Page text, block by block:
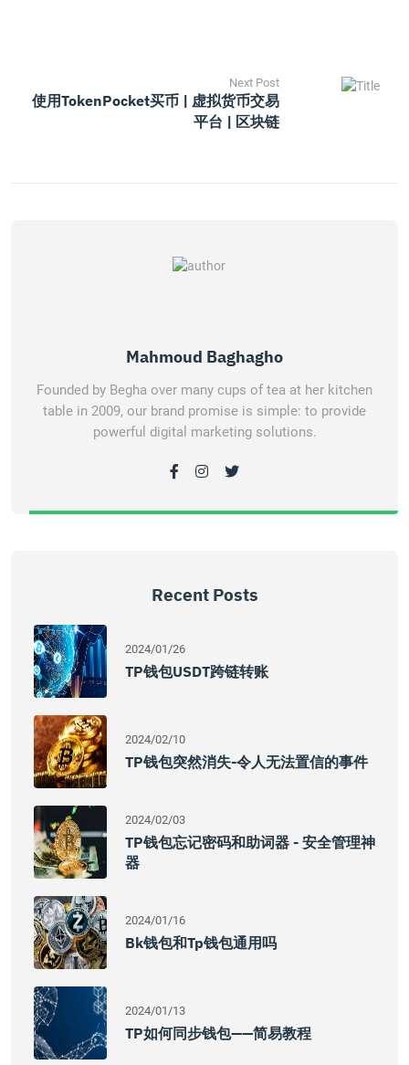
Next Post
使用TokenPocket买币 | 虚拟货币交易
平台 | 区块链
Mahmoud Baghagho
Founded by Begha over many cups of tea at her kitchen
table in 2009, our brand promise is simple: to provide
powerful digital marketing solutions.
Recent Posts
2024/01/26
TP钱包USDT跨链转账
2024/02/10
TP钱包突然消失-令人无法置信的事件
2024/02/03
TP钱包忘记密码和助词器 - 安全管理神
器
2024/01/16
Bk钱包和tp钱包通用吗
2024/01/13
TP如何同步钱包——简易教程